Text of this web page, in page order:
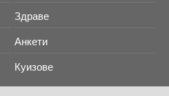
Здраве
Анкети
Куизове